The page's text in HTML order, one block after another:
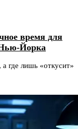
время для
Йорка
где лишь «откусит»